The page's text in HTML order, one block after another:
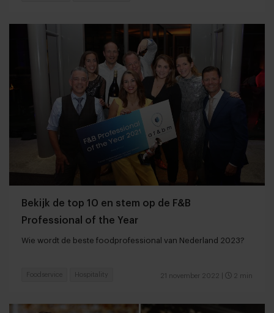
Bekijk de top 10 en stem op de F&B
Professional of the Year
Wie wordt de beste foodprofessional van Nederland 2023?
21 november 2022 2 min
Foodservice Hospitality